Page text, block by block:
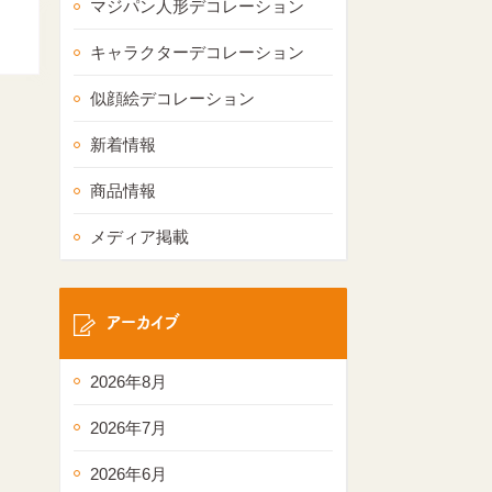
マジパン人形デコレーション
キャラクターデコレーション
似顔絵デコレーション
新着情報
商品情報
メディア掲載
アーカイブ
2026年8月
2026年7月
2026年6月